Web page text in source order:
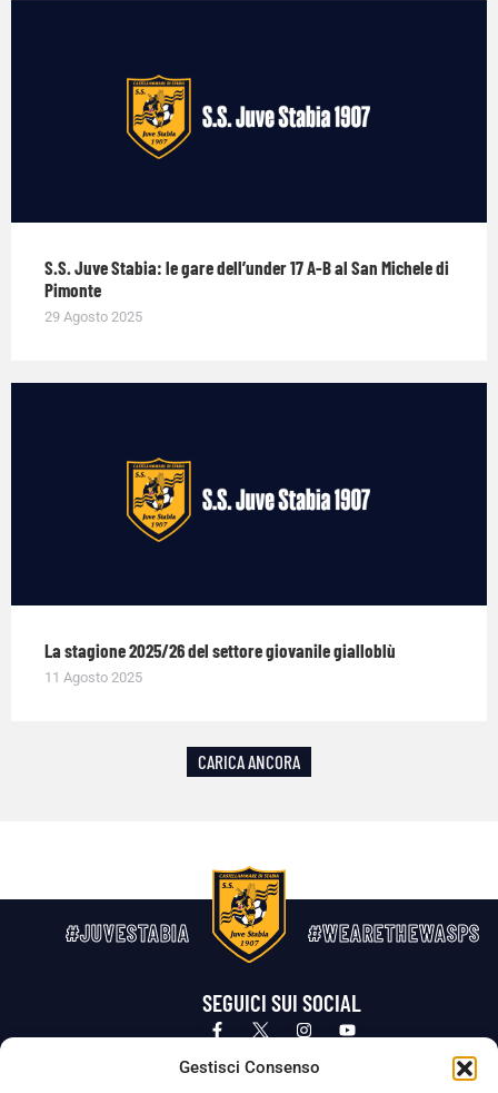
Gestisci Consenso
S.S. Juve Stabia: le gare dell’under 17 A-B al San Michele di
Pimonte
29 Agosto 2025
La stagione 2025/26 del settore giovanile gialloblù
11 Agosto 2025
CARICA ANCORA
#JUVESTABIA #WEARETHEWASPS
SEGUICI SUI SOCIAL
Privacy Policy Cookie Policy